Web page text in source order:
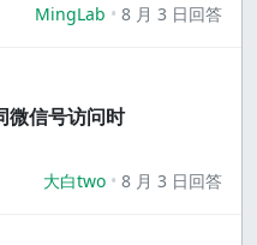
MingLab 8 月 3 日回答
微信号访问时
大白two 8 月 3 日回答